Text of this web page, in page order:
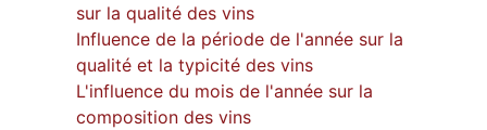
sur la qualité des vins
Influence de la période de l'année sur la
qualité et la typicité des vins
L'influence du mois de l'année sur la
composition des vins